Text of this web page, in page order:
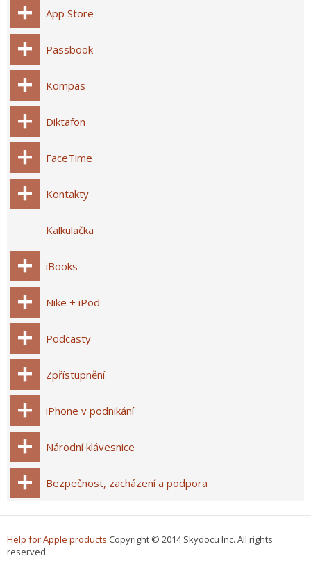
App Store
Passbook
Kompas
Diktafon
FaceTime
Kontakty
Kalkulačka
iBooks
Nike + iPod
Podcasty
Zpřístupnění
iPhone v podnikání
Národní klávesnice
Bezpečnost, zacházení a podpora
Help for Apple products Copyright © 2014 Skydocu Inc. All rights
reserved.